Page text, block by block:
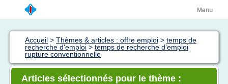
Menu
Accueil > Thèmes & articles : offre emploi > temps de
recherche d'emploi > temps de recherche d'emploi
rupture conventionnelle
Articles sélectionnés pour le thème :